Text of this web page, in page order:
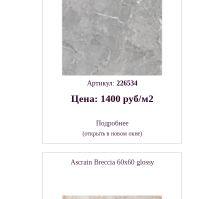
Артикул: 226534
Цена: 1400 руб/м2
Подробнее
(открыть в новом окне)
Ascrain Breccia 60х60 glossy